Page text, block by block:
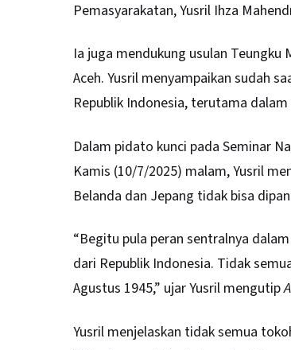
Pemasyarakatan, Yusril Ihza
Ia juga mendukung usulan
Aceh. Yusril menyampaikan sudah
Republik Indonesia, terutama
Dalam pidato kunci pada Seminar
Kamis (10/7/2025) malam, Yusril
Belanda dan Jepang tidak bisa
“Begitu pula peran sentralnya
dari Republik Indonesia. Tidak
Agustus 1945,” ujar Yusril mengutip
Yusril menjelaskan tidak semua